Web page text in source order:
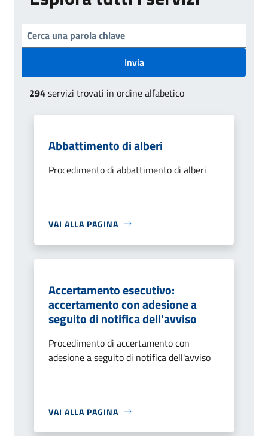
Invia
294servizi trovati in ordine alfabetico
Abbattimento di alberi
Procedimento di abbattimento di alberi
VAI ALLA PAGINA
Accertamento esecutivo:
accertamento con adesione a
seguito di notifica dell'avviso
Procedimento di accertamento con
adesione a seguito di notifica dell'avviso
VAI ALLA PAGINA